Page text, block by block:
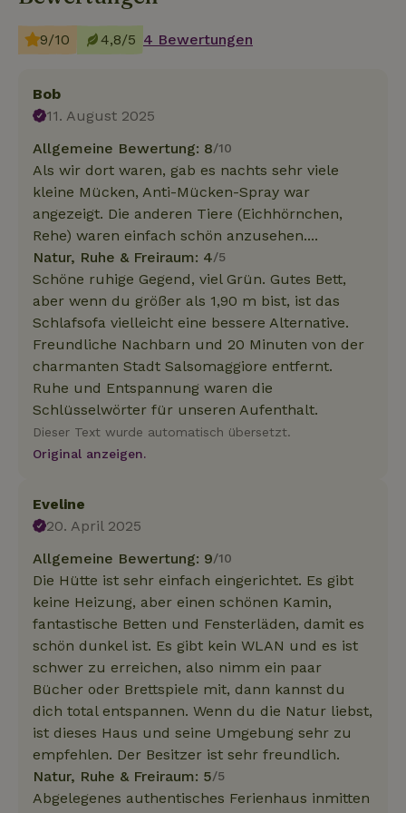
9/10 4,8/5 4 Bewertungen
Bob
11. August 2025
Allgemeine Bewertung: 8/10
Als wir dort waren, gab es nachts sehr viele
kleine Mücken, Anti-Mücken-Spray war
angezeigt. Die anderen Tiere (Eichhörnchen,
Rehe) waren einfach schön anzusehen....
Natur, Ruhe & Freiraum: 4/5
Schöne ruhige Gegend, viel Grün. Gutes Bett,
aber wenn du größer als 1,90 m bist, ist das
Schlafsofa vielleicht eine bessere Alternative.
Freundliche Nachbarn und 20 Minuten von der
charmanten Stadt Salsomaggiore entfernt.
Ruhe und Entspannung waren die
Schlüsselwörter für unseren Aufenthalt.
Dieser Text wurde automatisch übersetzt.
Original anzeigen.
Eveline
20. April 2025
Allgemeine Bewertung: 9/10
Die Hütte ist sehr einfach eingerichtet. Es gibt
keine Heizung, aber einen schönen Kamin,
fantastische Betten und Fensterläden, damit es
schön dunkel ist. Es gibt kein WLAN und es ist
schwer zu erreichen, also nimm ein paar
Bücher oder Brettspiele mit, dann kannst du
dich total entspannen. Wenn du die Natur liebst,
ist dieses Haus und seine Umgebung sehr zu
empfehlen. Der Besitzer ist sehr freundlich.
Natur, Ruhe & Freiraum: 5/5
Abgelegenes authentisches Ferienhaus inmitten